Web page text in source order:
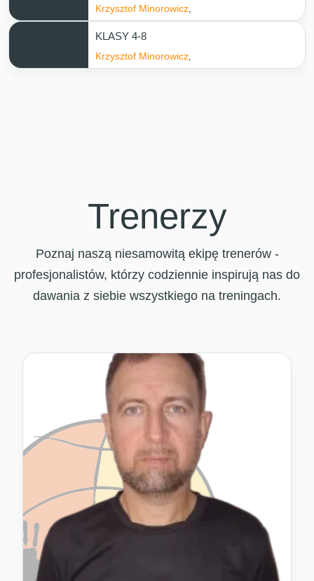
Krzysztof Minorowicz,
KLASY 4-8
Krzysztof Minorowicz,
Trenerzy
Poznaj naszą niesamowitą ekipę trenerów -
profesjonalistów, którzy codziennie inspirują nas do
dawania z siebie wszystkiego na treningach.